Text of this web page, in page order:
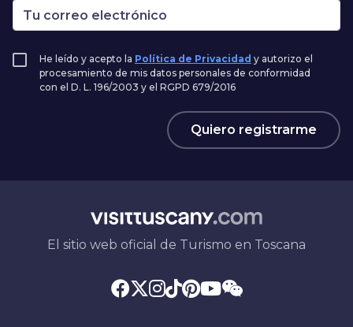
He leído y acepto la Política de Privacidad y autorizo el
procesamiento de mis datos personales de conformidad
con el D. L. 196/2003 y el RGPD 679/2016
Quiero registrarme
El sitio web oficial de Turismo en Toscana